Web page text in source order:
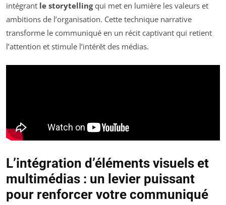
intégrant le storytellingqui met en lumière les valeurs et
ambitions de l’organisation. Cette technique narrative
transforme le communiqué en un récit captivant qui retient
l’attention et stimule l’intérêt des médias.
L’intégration d’éléments visuels et
multimédias : un levier puissant
pour renforcer votre communiqué